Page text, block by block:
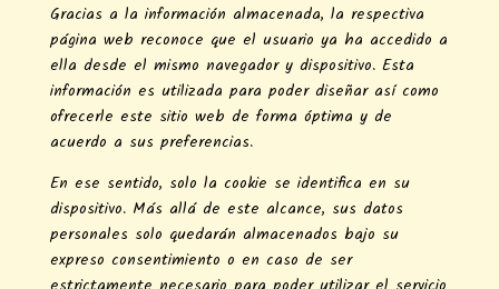
Gracias a la información almacenada, la respectiva
página web reconoce que el usuario ya ha accedido a
ella desde el mismo navegador y dispositivo. Esta
información es utilizada para poder diseñar así como
ofrecerle este sitio web de forma óptima y de
acuerdo a sus preferencias.
En ese sentido, solo la cookie se identifica en su
dispositivo. Más allá de este alcance, sus datos
personales solo quedarán almacenados bajo su
expreso consentimiento o en caso de ser